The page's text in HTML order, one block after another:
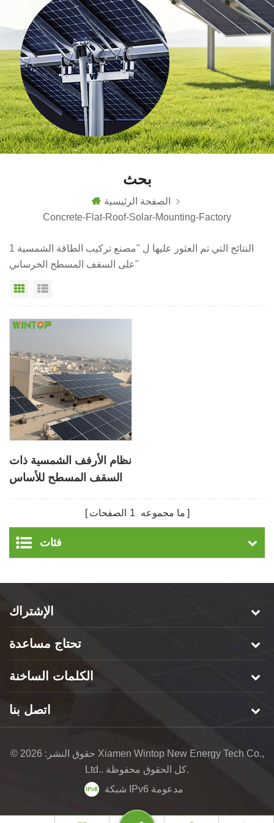
بحث
الصفحة الرئيسية
Concrete-Flat-Roof-Solar-Mounting-Factory
1 النتائج التي تم العثور عليها ل "مصنع تركيب الطاقة الشمسية
على السقف المسطح الخرساني"
عرض شبكي
نظام الأرفف الشمسية ذات
السقف المسطح للأساس
ما مجموعه 1 الصفحات
فئات
الإشتراك
تحتاج مساعدة
الكلمات الساخنة
اتصل بنا
© حقوق النشر: 2026 Xiamen Wintop New Energy Tech Co.,
Ltd.. كل الحقوق محفوظة.
شبكة IPv6 مدعومة